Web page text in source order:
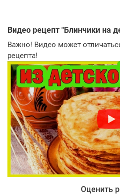
Видео рецепт "Блинчики на
Важно! Видео может
рецепта!
Оценить